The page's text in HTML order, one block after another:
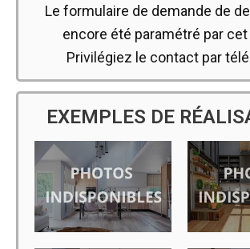
Le formulaire de demande de
encore été paramétré par cet
Privilégiez le contact par
EXEMPLES DE